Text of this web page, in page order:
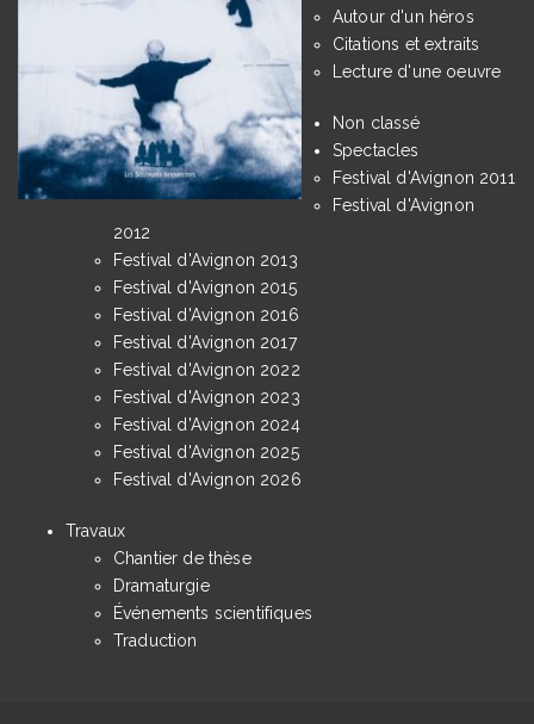
Autour d'un héros
Citations et extraits
Lecture d'une oeuvre
Non classé
Spectacles
Festival d'Avignon 2011
Festival d'Avignon
2012
Festival d'Avignon 2013
Festival d'Avignon 2015
Festival d'Avignon 2016
Festival d'Avignon 2017
Festival d'Avignon 2022
Festival d'Avignon 2023
Festival d'Avignon 2024
Festival d'Avignon 2025
Festival d'Avignon 2026
Travaux
Chantier de thèse
Dramaturgie
Événements scientifiques
Traduction